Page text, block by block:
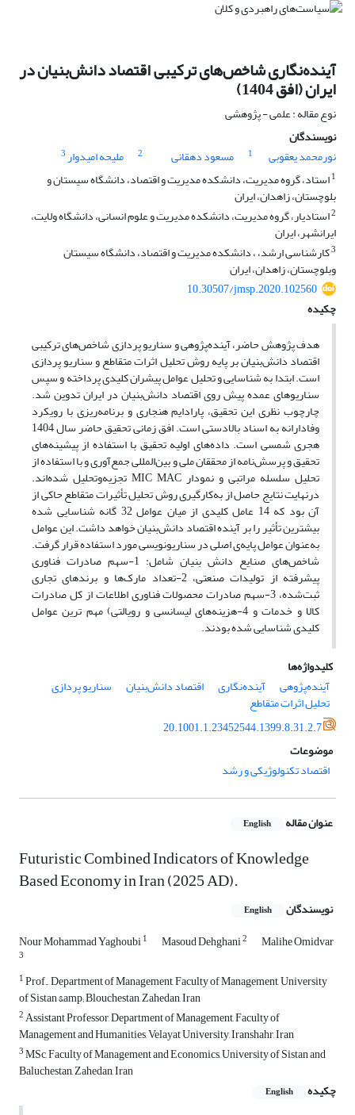
آینده‌نگاری شاخص‌های ترکیبی اقتصاد دانش‌بنیان در
ایران (افق 1404)
نوع مقاله : علمی - پژوهشی
نویسندگان
نورمحمد یعقوبی
1 مسعود دهقانی 2 ملیحه امیدوار3
1استاد، گروه مدیریت، دانشکده مدیریت و اقتصاد، دانشگاه سیستان و
بلوچستان، زاهدان، ایران
2استادیار، گروه مدیریت، دانشکده مدیریت و علوم انسانی، دانشگاه ولایت،
ایرانشهر، ایران
3کارشناسی ارشد، ، دانشکده مدیریت و اقتصاد، دانشگاه سیستان
وبلوچستان، زاهدان، ایران
10.30507/jmsp.2020.102560
چکیده
هدف پژوهش حاضر، آینده‌پژوهی و سناریو پردازی شاخص‌های ترکیبی
اقتصاد دانش‌بنیان بر پایه روش تحلیل اثرات متقاطع و سناریو پردازی
است. ابتدا به شناسایی و تحلیل عوامل پیشران کلیدی پرداخته و سپس
سناریوهای عمده پیش روی اقتصاد دانش‌بنیان در ایران تدوین شد.
چارچوب نظری این تحقیق، پارادایم هنجاری و برنامه‌ریزی با رویکرد
وفادارانه به اسناد بالادستی است. افق زمانی تحقیق حاضر سال 1404
هجری شمسی است. داده‌های اولیه تحقیق با استفاده از پیشینه‌های
تحقیق و پرسش‌نامه از محققان ملی و بین‌المللی جمع‌آوری و با استفاده از
تحلیل سلسله مراتبی و نمودار MIC MAC تجزیه‌وتحلیل شده‌اند.
درنهایت نتایج حاصل از به‌کارگیری روش تحلیل تأثیرات متقاطع حاکی از
آن بود که 14 عامل کلیدی از میان عوامل 32 گانه شناسایی شده
بیشترین تأثیر را بر آینده اقتصاد دانش‌بنیان خواهد داشت. این عوامل
به‌عنوان عوامل پایه‌ی اصلی در سناریونویسی مورد استفاده قرار گرفت.
شاخص‌های صنایع دانش بنیان شامل: 1-سهم صادرات فناوری
پیشرفته از تولیدات صنعتی، 2-تعداد مارک‌ها و برندهای تجاری
ثبت‌شده، 3-سهم صادرات محصولات فناوری اطلاعات از کل صادرات
کالا و خدمات و 4-هزینه‌های لیسانسی و رویالتی) مهم ترین عوامل
کلیدی شناسایی شده بودند.
کلیدواژه‌ها
آینده‌پژوهی
آینده‌نگاری اقتصاد دانش‌بنیان سناریو پردازی
تحلیل اثرات متقاطع
20.1001.1.23452544.1399.8.31.2.7
موضوعات
اقتصاد تکنولوژیکی و رشد
عنوان مقاله English
Futuristic Combined Indicators of Knowledge
Based Economy in Iran (2025 AD).
نویسندگان English
Nour Mohammad Yaghoubi1 Masoud Dehghani2 Malihe Omidvar
3
1Prof., Department of Management, Faculty of Management, University
of Sistan &amp; Blouchestan, Zahedan, Iran
2Assistant Professor, Department of Management, Faculty of
Management and Humanities, Velayat University, Iranshahr, Iran
3MSc, Faculty of Management and Economics, University of Sistan and
Baluchestan, Zahedan, Iran
چکیده
English